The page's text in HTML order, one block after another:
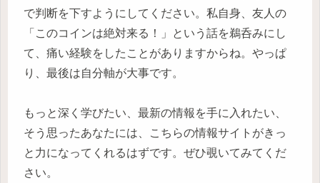
で判断を下すようにしてください。私自身、友人の
「このコインは絶対来る！」という話を鵜呑みにし
て、痛い経験をしたことがありますからね。やっぱ
り、最後は自分軸が大事です。
もっと深く学びたい、最新の情報を手に入れたい、
そう思ったあなたには、こちらの情報サイトがきっ
と力になってくれるはずです。ぜひ覗いてみてくだ
さい。